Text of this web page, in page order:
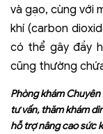
và gạo, cùng với
khí (carbon
có thể gây đầy
cũng thường
Phòng khám
tư vấn, thăm khám
hỗ trợ nâng cao sức